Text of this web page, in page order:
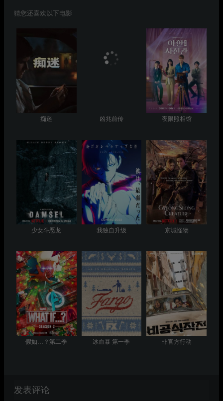
猜您还喜欢以下电影
痴迷 凶兆前传 夜限照相馆
少女斗恶龙 我独自升级 京城怪物
假如…？第二季 冰血暴 第一季 非官方行动
发表评论